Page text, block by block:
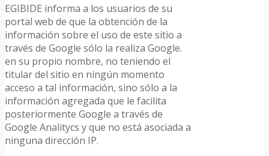
EGIBIDE informa a los usuarios de su
portal web de que la obtención de la
información sobre el uso de este sitio a
través de Google sólo la realiza Google.
en su propio nombre, no teniendo el
titular del sitio en ningún momento
acceso a tal información, sino sólo a la
información agregada que le facilita
posteriormente Google a través de
Google Analitycs y que no está asociada a
ninguna dirección IP.